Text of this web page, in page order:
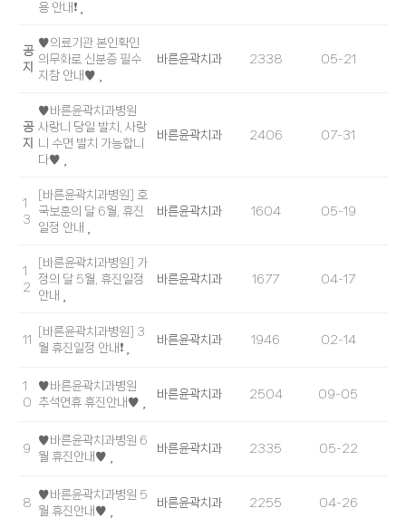
용 안내❗
공
지
♥의료기관 본인확인
의무화로 신분증 필수
지참 안내♥
바른윤곽치과 2338 05-21
공
지
♥바른윤곽치과병원
사랑니 당일 발치, 사랑
니 수면 발치 가능합니
다♥
바른윤곽치과 2406 07-31
1
3
[바른윤곽치과병원] 호
국보훈의 달 6월, 휴진
일정 안내
바른윤곽치과 1604 05-19
1
2
[바른윤곽치과병원] 가
정의 달 5월, 휴진일정
안내
바른윤곽치과 1677 04-17
11
[바른윤곽치과병원] 3
월 휴진일정 안내❗
바른윤곽치과 1946 02-14
1
0
♥바른윤곽치과병원
추석연휴 휴진안내♥
바른윤곽치과 2504 09-05
9
♥바른윤곽치과병원 6
월 휴진안내♥
바른윤곽치과 2335 05-22
8
♥바른윤곽치과병원 5
월 휴진안내♥
바른윤곽치과 2255 04-26